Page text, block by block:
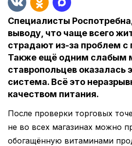
Специалисты
выводу, что чаще всего
страдают из-за проблем
Также ещё одним слабым
ставропольцев оказалась
система. Всё это
качеством питания.
После проверки торговых
не во всех магазинах можно
обогащённую витаминами